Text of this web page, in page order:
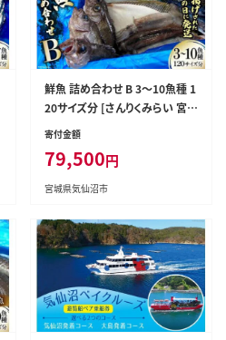
鮮魚 詰め合わせ B 3～10魚種 1
20サイズ分 [さんりくみらい 宮
城県 気仙沼市 20563532] 産地
寄付金額
79,500円
宮城県気仙沼市